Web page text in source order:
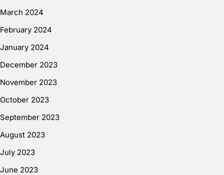
March 2024
February 2024
January 2024
December 2023
November 2023
October 2023
September 2023
August 2023
July 2023
June 2023